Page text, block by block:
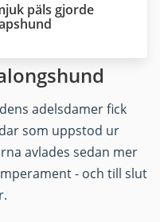
päls gjorde
adelsdamer fick
som uppstod ur
avlades sedan mer
- och till slut